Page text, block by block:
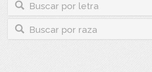
Buscar por letra
Buscar por raza